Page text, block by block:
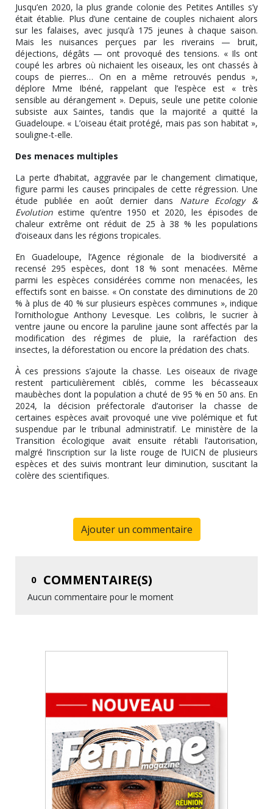
Jusqu’en 2020, la plus grande colonie des Petites Antilles s’y
était établie. Plus d’une centaine de couples nichaient alors
sur les falaises, avec jusqu’à 175 jeunes à chaque saison.
Mais les nuisances perçues par les riverains — bruit,
déjections, dégâts — ont provoqué des tensions. « Ils ont
coupé les arbres où nichaient les oiseaux, les ont chassés à
coups de pierres… On en a même retrouvés pendus »,
déplore Mme Ibéné, rappelant que l’espèce est « très
sensible au dérangement ». Depuis, seule une petite colonie
subsiste aux Saintes, tandis que la majorité a quitté la
Guadeloupe. « L’oiseau était protégé, mais pas son habitat »,
souligne-t-elle.
Des menaces multiples
La perte d’habitat, aggravée par le changement climatique,
figure parmi les causes principales de cette régression. Une
étude publiée en août dernier dans Nature Ecology &
Evolution estime qu’entre 1950 et 2020, les épisodes de
chaleur extrême ont réduit de 25 à 38 % les populations
d’oiseaux dans les régions tropicales.
En Guadeloupe, l’Agence régionale de la biodiversité a
recensé 295 espèces, dont 18 % sont menacées. Même
parmi les espèces considérées comme non menacées, les
effectifs sont en baisse. « On constate des diminutions de 20
% à plus de 40 % sur plusieurs espèces communes », indique
l’ornithologue Anthony Levesque. Les colibris, le sucrier à
ventre jaune ou encore la paruline jaune sont affectés par la
modification des régimes de pluie, la raréfaction des
insectes, la déforestation ou encore la prédation des chats.
À ces pressions s’ajoute la chasse. Les oiseaux de rivage
restent particulièrement ciblés, comme les bécasseaux
maubèches dont la population a chuté de 95 % en 50 ans. En
2024, la décision préfectorale d’autoriser la chasse de
certaines espèces avait provoqué une vive polémique et fut
suspendue par le tribunal administratif. Le ministère de la
Transition écologique avait ensuite rétabli l’autorisation,
malgré l’inscription sur la liste rouge de l’UICN de plusieurs
espèces et des suivis montrant leur diminution, suscitant la
colère des scientifiques.
Ajouter un commentaire
0 COMMENTAIRE(S)
Aucun commentaire pour le moment